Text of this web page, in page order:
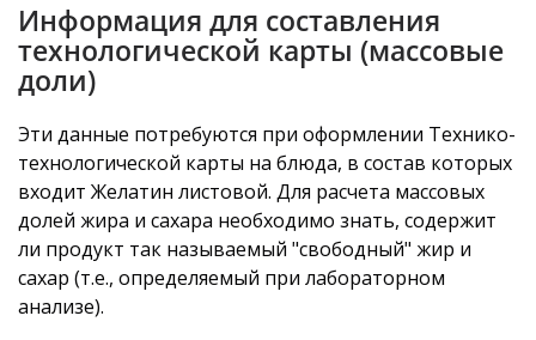
Информация для составления
технологической карты (массовые
доли)
Эти данные потребуются при оформлении Технико-
технологической карты на блюда, в состав которых
входит Желатин листовой. Для расчета массовых
долей жира и сахара необходимо знать, содержит
ли продукт так называемый "свободный" жир и
сахар (т.е., определяемый при лабораторном
анализе).